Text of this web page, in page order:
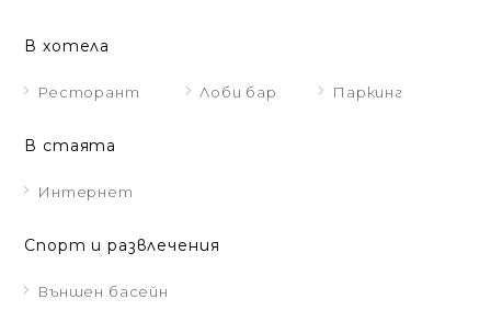
В хотела
Ресторант Лоби бар Паркинг
В стаята
Интернет
Спорт и развлечения
Външен басейн